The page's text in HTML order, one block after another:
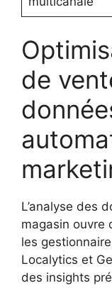
de
L’analyse des
magasin ouvre
les
Localytics et
des insights